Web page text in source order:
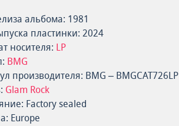
альбома: 1981
пластинки: 2024
носителя: LP
BMG
производителя: BMG – BMGCAT726LP
Glam Rock
Factory sealed
Europe